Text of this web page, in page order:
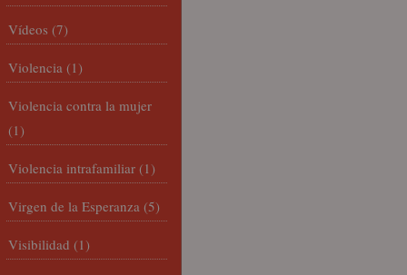
Vídeos (7)
Violencia (1)
Violencia contra la mujer
(1)
Violencia intrafamiliar (1)
Virgen de la Esperanza (5)
Visibilidad (1)